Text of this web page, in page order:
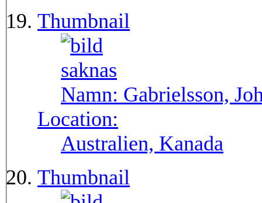
Thumbnail
Namn: Gabrielsson,
Location:
Australien, Kanada
Thumbnail